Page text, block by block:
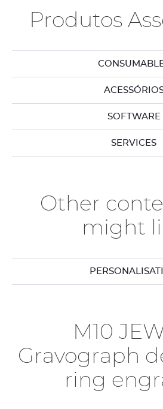
Produtos
SOFTWARE
SERVICES
Other
might
M10
Gravograph
ring